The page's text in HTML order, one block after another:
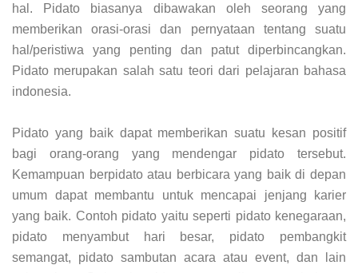
hal. Pidato biasanya dibawakan oleh seorang yang
memberikan orasi-orasi dan pernyataan tentang suatu
hal/peristiwa yang penting dan patut diperbincangkan.
Pidato merupakan salah satu teori dari pelajaran bahasa
indonesia.
Pidato yang baik dapat memberikan suatu kesan positif
bagi orang-orang yang mendengar pidato tersebut.
Kemampuan berpidato atau berbicara yang baik di depan
umum dapat membantu untuk mencapai jenjang karier
yang baik. Contoh pidato yaitu seperti pidato kenegaraan,
pidato menyambut hari besar, pidato pembangkit
semangat, pidato sambutan acara atau event, dan lain